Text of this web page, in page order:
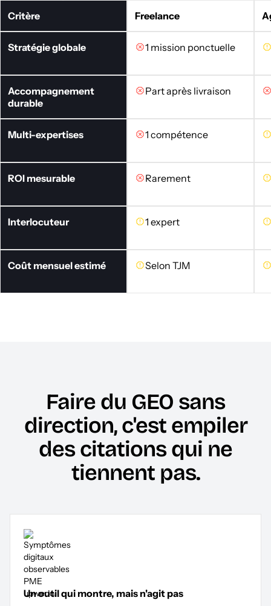
Critère Freelance
Stratégie globale 1 mission ponctuelle
Accompagnement
durable
Part après livraison
Multi-expertises 1 compétence
ROI mesurable Rarement
Interlocuteur 1 expert
Coût mensuel estimé Selon TJM
Faire du GEO sans
direction, c'est empiler
des citations qui ne
tiennent pas.
Un outil qui montre, mais n'agit pas